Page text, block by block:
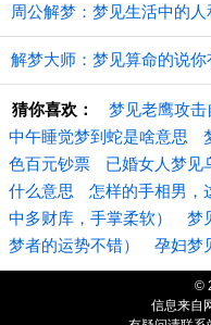
周公解梦：梦见生活中的
解梦大师：梦见算命的说
猜你喜欢： 梦见老鹰攻
中午睡觉梦到蛇是啥意思
色百元钞票
已婚女人梦见
什么意思
怎样的手相男，
中多财库，手掌柔软）
梦
梦者的运势不错）
孕妇梦
©
信息来自